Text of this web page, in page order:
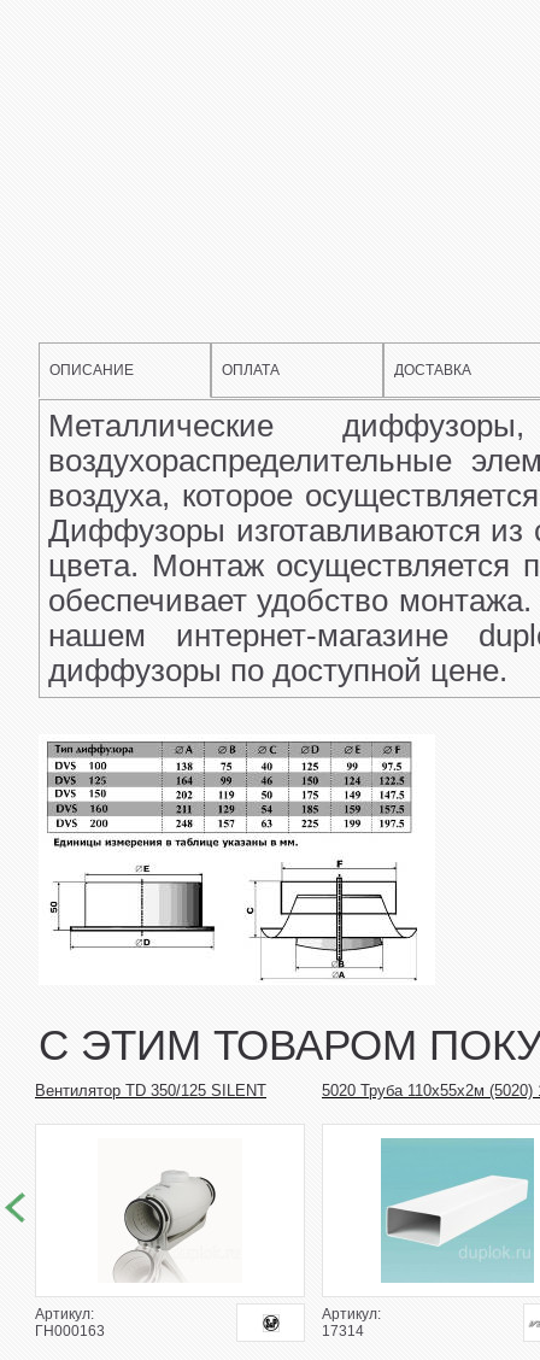
ОПИСАНИЕ ОПЛАТА ДОСТАВКА
Металлические
воздухораспределительные
воздуха, которое
Диффузоры изготавливаются из
цвета. Монтаж
обеспечивает удобство
нашем интернет-магазине
диффузоры по доступной цене.
С ЭТИМ ТОВАРОМ
Вентилятор TD 350/125 SILENT
Артикул:
ГН000163
5020 Труба 110х55х2м (5020)
Артикул:
17314